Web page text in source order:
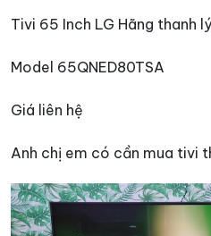
Tivi 65 Inch LG Hãng thanh
Model 65QNED80TSA
Giá liên hệ
Anh chị em có cần mua tivi